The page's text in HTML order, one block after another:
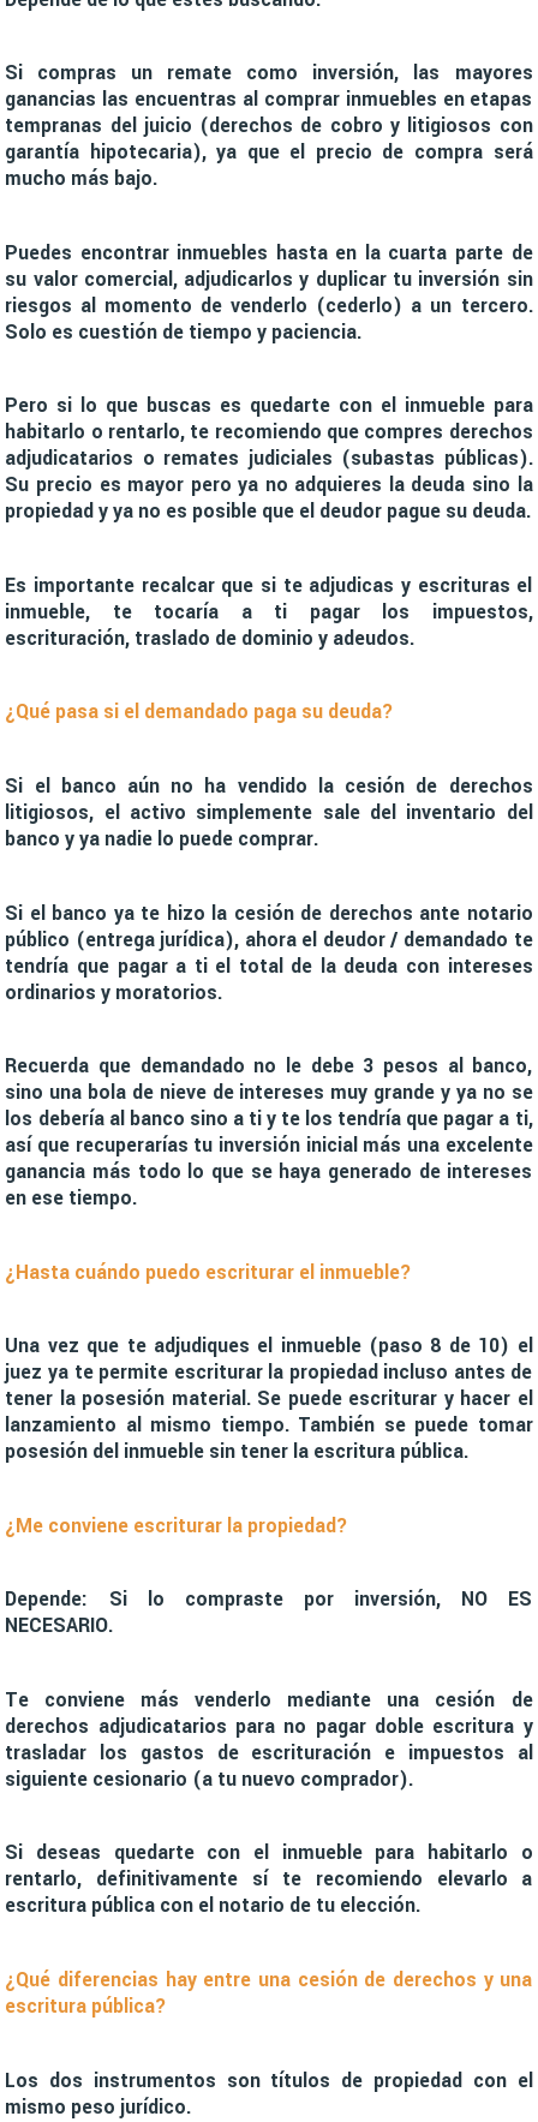
Si compras un remate como inversión, las mayores
ganancias las encuentras al comprar inmuebles en etapas
tempranas del juicio (derechos de cobro y litigiosos con
garantía hipotecaria), ya que el precio de compra será
mucho más bajo.
Puedes encontrar inmuebles hasta en la cuarta parte de
su valor comercial, adjudicarlos y duplicar tu inversión sin
riesgos al momento de venderlo (cederlo) a un tercero.
Solo es cuestión de tiempo y paciencia.
Pero si lo que buscas es quedarte con el inmueble para
habitarlo o rentarlo, te recomiendo que compres derechos
adjudicatarios o remates judiciales (subastas públicas).
Su precio es mayor pero ya no adquieres la deuda sino la
propiedad y ya no es posible que el deudor pague su deuda.
Es importante recalcar que si te adjudicas y escrituras el
inmueble, te tocaría a ti pagar los impuestos,
escrituración, traslado de dominio y adeudos.
¿Qué pasa si el demandado paga su deuda?
Si el banco aún no ha vendido la cesión de derechos
litigiosos, el activo simplemente sale del inventario del
banco y ya nadie lo puede comprar.
Si el banco ya te hizo la cesión de derechos ante notario
público (entrega jurídica), ahora el deudor / demandado te
tendría que pagar a ti el total de la deuda con intereses
ordinarios y moratorios.
Recuerda que demandado no le debe 3 pesos al banco,
sino una bola de nieve de intereses muy grande y ya no se
los debería al banco sino a ti y te los tendría que pagar a ti,
así que recuperarías tu inversión inicial más una excelente
ganancia más todo lo que se haya generado de intereses
en ese tiempo.
¿Hasta cuándo puedo escriturar el inmueble?
Una vez que te adjudiques el inmueble (paso 8 de 10) el
juez ya te permite escriturar la propiedad incluso antes de
tener la posesión material. Se puede escriturar y hacer el
lanzamiento al mismo tiempo. También se puede tomar
posesión del inmueble sin tener la escritura pública.
¿Me conviene escriturar la propiedad?
Depende: Si lo compraste por inversión, NO ES
NECESARIO.
Te conviene más venderlo mediante una cesión de
derechos adjudicatarios para no pagar doble escritura y
trasladar los gastos de escrituración e impuestos al
siguiente cesionario (a tu nuevo comprador).
Si deseas quedarte con el inmueble para habitarlo o
rentarlo, definitivamente sí te recomiendo elevarlo a
escritura pública con el notario de tu elección.
¿Qué diferencias hay entre una cesión de derechos y una
escritura pública?
Los dos instrumentos son títulos de propiedad con el
mismo peso jurídico.